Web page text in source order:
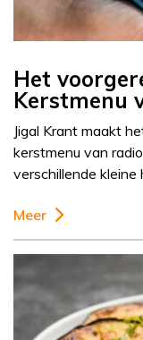
Het
Kerstmenu
Jigal Krant maakt
kerstmenu van
verschillende
Meer